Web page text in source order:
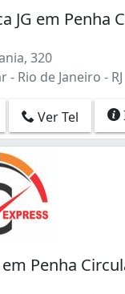
JG em Penha
320
- Rio de Janeiro - RJ
Ver Tel
Penha